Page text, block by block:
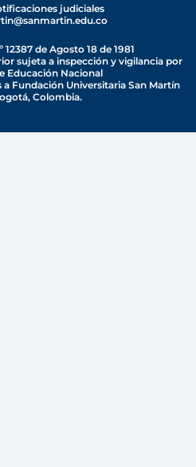
t
a
g
r
a
m
t
o
k
judiciales
de Agosto 18 de 1981
sujeta a inspección y vigilancia por
Educación Nacional
a Fundación Universitaria San Martín
Colombia.